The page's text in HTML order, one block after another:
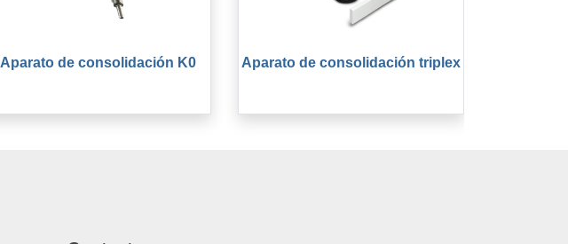
Aparato de consolidación K0 Aparato de consolidación triplex